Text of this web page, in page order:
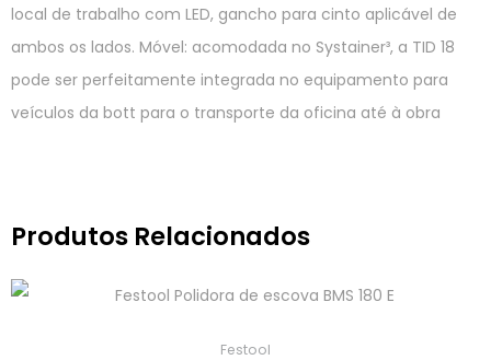
local de trabalho com LED, gancho para cinto aplicável de
ambos os lados. Móvel: acomodada no Systainer³, a TID 18
pode ser perfeitamente integrada no equipamento para
veículos da bott para o transporte da oficina até à obra
Produtos Relacionados
Festool